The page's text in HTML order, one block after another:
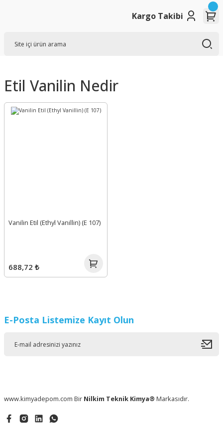
Kargo Takibi
Etil Vanilin Nedir
Vanilin Etil (Ethyl Vanillin) (E 107)
688,72 ₺
E-Posta Listemize Kayıt Olun
www.kimyadepom.com Bir Nilkim Teknik Kimya® Markasıdır.